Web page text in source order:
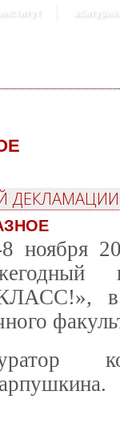
институт
ноября
в